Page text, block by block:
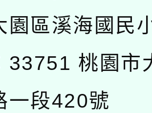
園區溪海國民
33751 桃園市
一段420號